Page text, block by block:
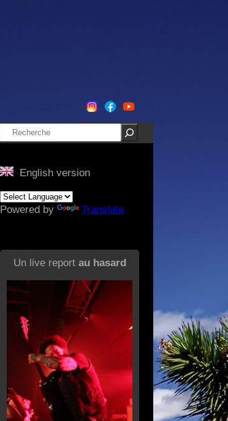
Rechercher
English version
Powered by Translate
Un live report au hasard